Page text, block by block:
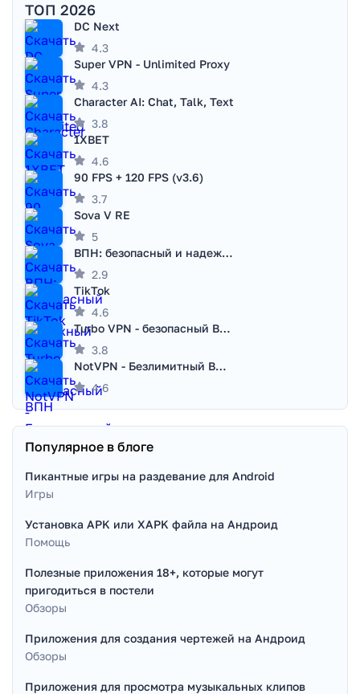
ТОП 2026
DC Next
4.3
Super VPN - Unlimited Proxy
4.3
Character AI: Chat, Talk, Text
3.8
1XBET
4.6
90 FPS + 120 FPS (v3.6)
3.7
Sova V RE
5
ВПН: безопасный и надежный VPN
2.9
TikTok
4.6
Turbo VPN - безопасный ВПН
3.8
NotVPN - Безлимитный ВПН | VPN
4.6
Популярное в блоге
Пикантные игры на раздевание для Android
Игры
Установка APK или XAPK файла на Андроид
Помощь
Полезные приложения 18+, которые могут
пригодиться в постели
Обзоры
Приложения для создания чертежей на Андроид
Обзоры
Приложения для просмотра музыкальных клипов